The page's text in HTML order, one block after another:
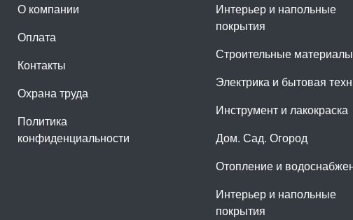
О компании
Оплата
Контакты
Охрана труда
Политика
конфиденциальности
Интерьер и напольные
покрытия
Строительные материалы
Электрика и бытовая
Инструмент и лакокраска
Дом. Сад. Огород
Отопление и
Интерьер и напольные
покрытия